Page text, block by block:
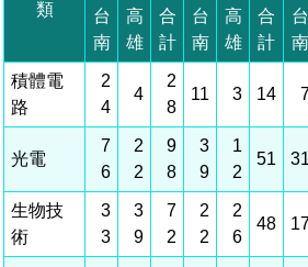
園區電子看板專區
組織架構
組織職掌
管理局位置
年度工作展望
國家科學及技術委員會重大政策
廉政園地
工作職掌與聯絡管道
廉政反貪、防貪專區
廉政資訊
獲獎記錄
檔案應用專區
檔案應用服務須知
WebMail(新)
土地規劃
水電供應
園區土地廠房宿舍出租資訊
園區資源再生中心
競爭優勢
土地規劃
水電供應
園區土地廠房宿舍出租資訊
簡介
競爭優勢
土地規劃
水電供應
新設園區
交通資訊
機構及廠商名錄
廠商名錄
文化藝術
入區申辦流程
申辦案件處理時限
投資業務
工商業務
相關費用
園區事業管理費
土地及廠房租賃
宿舍租金費用
科學園區廠商服務網
園區課程及獎補助計畫
園區培訓課程
園區參訪申請